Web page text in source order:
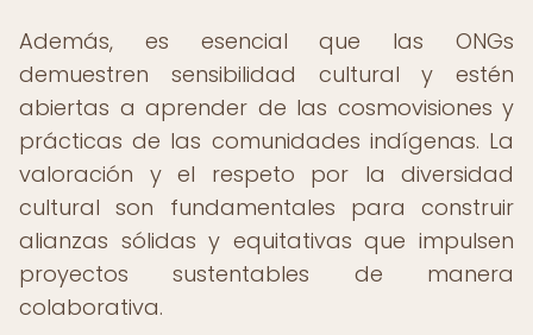
Además, es esencial que las ONGs
demuestren sensibilidad cultural y estén
abiertas a aprender de las cosmovisiones y
prácticas de las comunidades indígenas. La
valoración y el respeto por la diversidad
cultural son fundamentales para construir
alianzas sólidas y equitativas que impulsen
proyectos sustentables de manera
colaborativa.